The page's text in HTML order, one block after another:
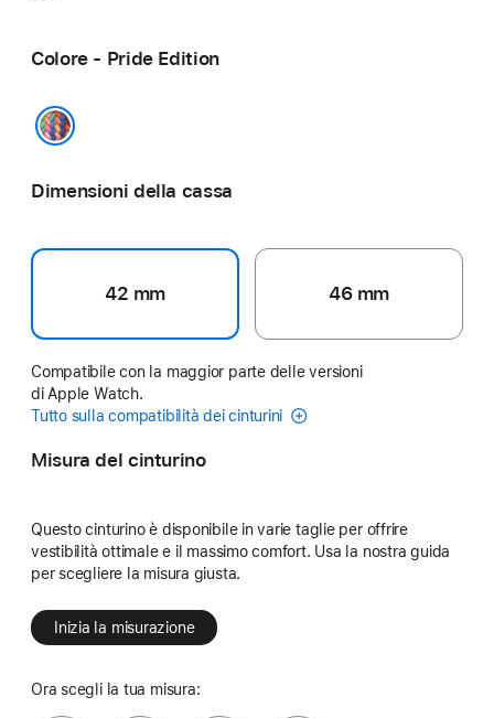
Colore - Pride Edition
Dimensioni della cassa
42 mm 46 mm
Compatibile con la maggior parte delle versioni
di Apple Watch.
Tutto sulla compatibilità dei cinturini
Misura del cinturino
Questo cinturino è disponibile in varie taglie per offrire
vestibilità ottimale e il massimo comfort. Usa la nostra guida
per scegliere la misura giusta.
Inizia la misurazione
Ora scegli la tua misura: